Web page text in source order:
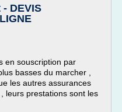
DEVIS
en souscription par
basses du marcher ,
les autres assurances
leurs prestations sont les